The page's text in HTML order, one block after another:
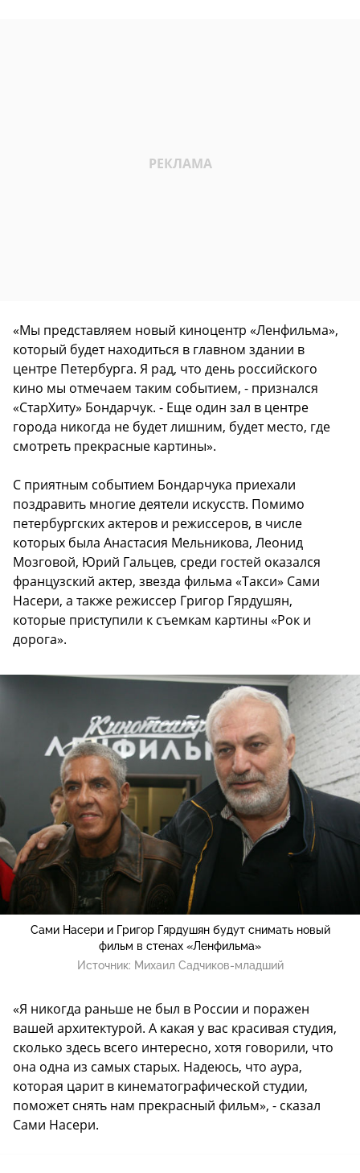
«Мы представляем новый киноцентр «Ленфильма»,
который будет находиться в главном здании в
центре Петербурга. Я рад, что день российского
кино мы отмечаем таким событием, - признался
«СтарХиту» Бондарчук. - Еще один зал в центре
города никогда не будет лишним, будет место, где
смотреть прекрасные картины».
С приятным событием Бондарчука приехали
поздравить многие деятели искусств. Помимо
петербургских актеров и режиссеров, в числе
которых была Анастасия Мельникова, Леонид
Мозговой, Юрий Гальцев, среди гостей оказался
французский актер, звезда фильма «Такси» Сами
Насери, а также режиссер Григор Гярдушян,
которые приступили к съемкам картины «Рок и
дорога».
Сами Насери и Григор Гярдушян будут снимать новый
фильм в стенах «Ленфильма»
Источник: Михаил Садчиков-младший
«Я никогда раньше не был в России и поражен
вашей архитектурой. А какая у вас красивая студия,
сколько здесь всего интересно, хотя говорили, что
она одна из самых старых. Надеюсь, что аура,
которая царит в кинематографической студии,
поможет снять нам прекрасный фильм», - сказал
Сами Насери.